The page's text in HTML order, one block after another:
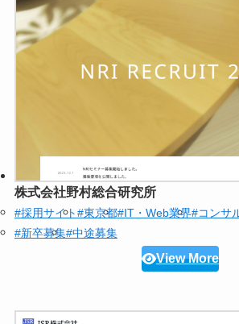
株式会社野村総合研究所
#採用サイト#東京都#IT・Web業界#コンサ
#新卒募集#中途募集
View More